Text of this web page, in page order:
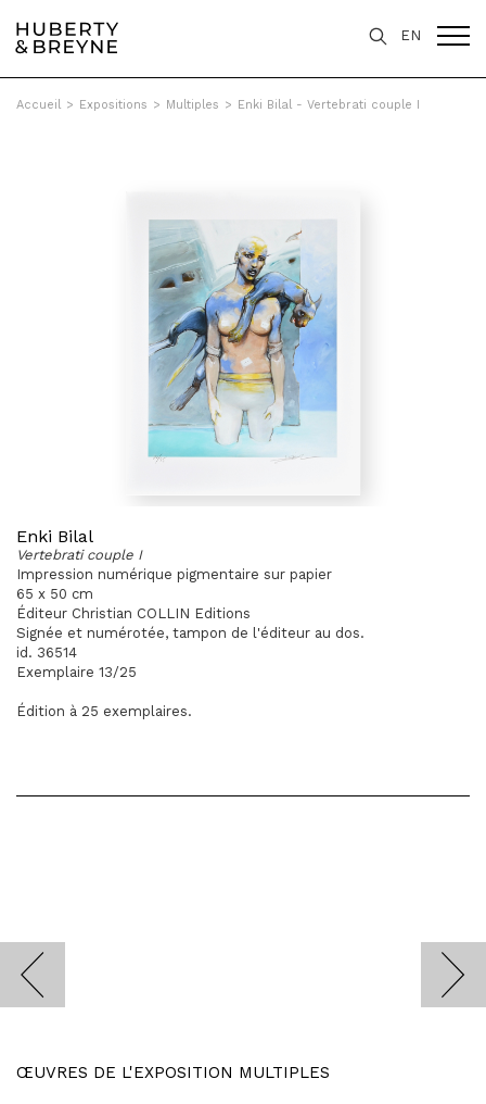
EN
Accueil > Expositions > Multiples > Enki Bilal - Vertebrati couple I
Enki Bilal
Vertebrati couple I
Impression numérique pigmentaire sur papier
65 x 50 cm
Éditeur Christian COLLIN Editions
Signée et numérotée, tampon de l'éditeur au dos.
id. 36514
Exemplaire 13/25
Édition à 25 exemplaires.
ŒUVRES DE L'EXPOSITION MULTIPLES